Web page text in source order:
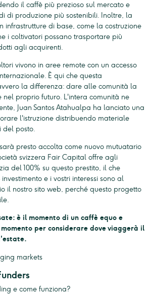
il caffè più prezioso sul mercato e
di produzione più sostenibili. Inoltre, la
infrastrutture di base, come la costruzione
i coltivatori possano trasportare più
agli acquirenti.
vivono in aree remote con un accesso
È qui che questa
la differenza: dare alle comunità la
nel proprio futuro. L'intera comunità ne
Juan Santos Atahualpa ha lanciato una
l'istruzione distribuendo materiale
del posto.
presto accolta come nuovo mutuatario
svizzera Fair Capital offre agli
del 100% su questo prestito, il che
e i vostri interessi sono al
il nostro sito web, perché questo progetto
è il momento di un caffè equo e
per considerare dove viaggerà il
e come funziona?